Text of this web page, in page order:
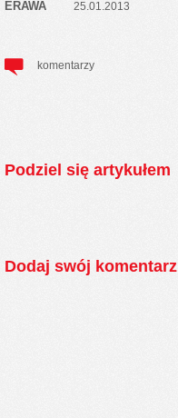
ERAWA 25.01.2013
komentarzy
Podziel się artykułem
Dodaj swój komentarz